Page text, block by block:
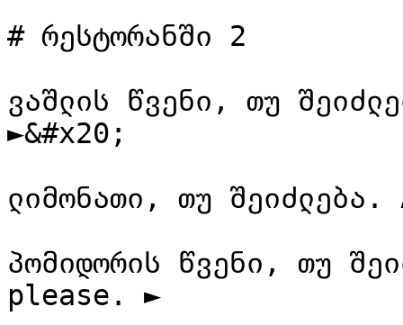
# რესტორანში 2
ვაშლის წვენი, თუ
►&#x20;
ლიმონათი, თუ
პომიდორის წვენი, თუ
please. ►